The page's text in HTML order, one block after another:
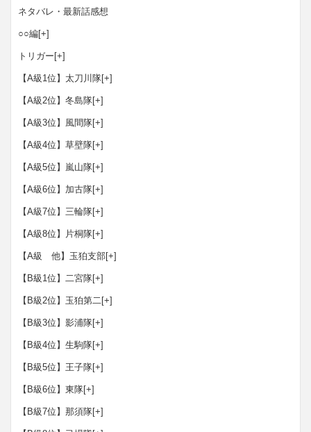
ネタバレ・最新話感想
○○編[+]
トリガー [+]
【A級1位】太刀川隊[+]
【A級2位】冬島隊[+]
【A級3位】風間隊[+]
【A級4位】草壁隊[+]
【A級5位】嵐山隊[+]
【A級6位】加古隊[+]
【A級7位】三輪隊[+]
【A級8位】片桐隊[+]
【A級 他】玉狛支部[+]
【B級1位】二宮隊[+]
【B級2位】玉狛第二[+]
【B級3位】影浦隊[+]
【B級4位】生駒隊[+]
【B級5位】王子隊[+]
【B級6位】東隊[+]
【B級7位】那須隊[+]